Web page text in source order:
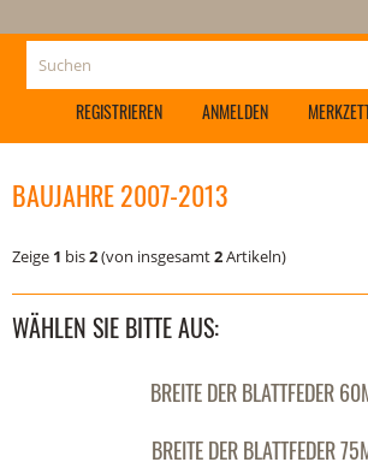
REGISTRIEREN ANMELDEN
BAUJAHRE 2007-2013
Zeige 1 bis2(von insgesamt2Artikeln)
WÄHLEN SIE BITTE AUS:
BREITE DER BLATTFEDER
BREITE DER BLATTFEDER